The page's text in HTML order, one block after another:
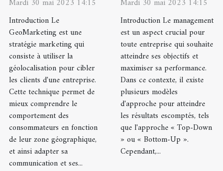
Mardi 30 mai 2023 14:15
Introduction Le
GeoMarketing est une
stratégie marketing qui
consiste à utiliser la
géolocalisation pour cibler
les clients d'une entreprise.
Cette technique permet de
mieux comprendre le
comportement des
consommateurs en fonction
de leur zone géographique,
et ainsi adapter sa
communication et ses...
Mardi 30 mai 2023 14:15
Introduction Le management
est un aspect crucial pour
toute entreprise qui souhaite
atteindre ses objectifs et
maximiser sa performance.
Dans ce contexte, il existe
plusieurs modèles
d'approche pour atteindre
les résultats escomptés, tels
que l'approche « Top-Down
» ou « Bottom-Up ».
Cependant,...